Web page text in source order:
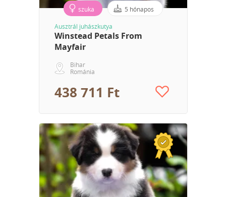
szuka 5 hónapos
Ausztrál juhászkutya
Winstead Petals From
Mayfair
Bihar
Románia
438 711 Ft